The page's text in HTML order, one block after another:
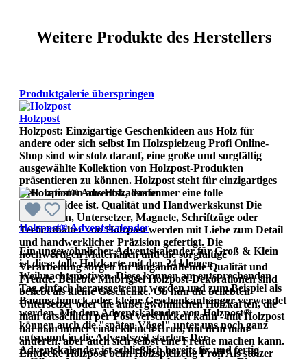
Weitere Produkte des Herstellers
Produktgalerie überspringen
Holzpost
Holzpost: Einzigartige Geschenkideen aus Holz für
andere oder sich selbst Im Holzspielzeug Profi Online-
Shop sind wir stolz darauf, eine große und sorgfältig
ausgewählte Kollektion von Holzpost-Produkten
präsentieren zu können. Holzpost steht für einzigartiges
Dekorationen aus Holz, das immer eine tolle
Geschenkidee ist. Qualität und Handwerkskunst Die
Holzkarten, Untersetzer, Magnete, Schriftzüge oder
Teelichthalter von Holzpost werden mit Liebe zum Detail
und handwerklicher Präzision gefertigt. Die
hochwertigen Materialien und die sorgfältige
Verarbeitung sorgen für langanhaltende Qualität und
Freude. Beliebte Mitbrigsel Holzpost-Dekorationen sind
beliebt als kleine Geschenke. Ob nun die beliebten
Untersetzer oder die außergwöhnlichen Holzkarten, die
man tatsächlich per Post verschicken kann - mit Holzpost
hat man immer einen kleinen Gruß, mit dem man
anderen, aber auch sich selbst eine Freude machen kann.
Entdecke Holzpost beim Holzspielzeug Profi Als stolzer
Holzpost® Adventskalender
Ein ungewöhnlicher Adventskalender für Groß & Klein
ist diese tolle Holzkarte mit den 24 kleinen
Weihnachtsmotiven. Diese können am entsprechenden
Tag einfach herausgetrennt werden und zum Beispiel als
Baumschmuck oder kleine Geschenkanhänger verwendet
werden. Mit dem Adventskalender von Holzpost®
können auch die "späten Vögel" unter uns noch ganz
entspannt in die Adventszeit starten. Der
Adventskalender ist schließlich bereits fix und fertig